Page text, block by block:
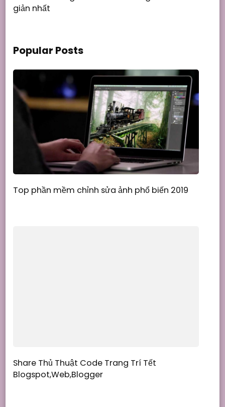
giản nhất
Popular Posts
Top phần mềm chỉnh sửa ảnh phổ biến 2019
Share Thủ Thuật Code Trang Trí Tết
Blogspot,Web,Blogger